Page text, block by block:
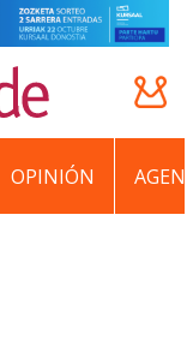
OPINIÓN